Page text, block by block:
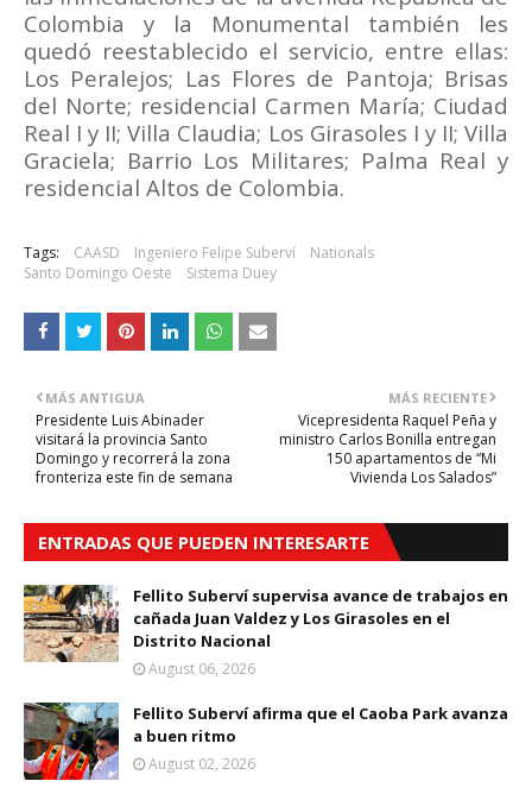
Colombia y la Monumental también les
quedó reestablecido el servicio, entre ellas:
Los Peralejos; Las Flores de Pantoja; Brisas
del Norte; residencial Carmen María; Ciudad
Real I y II; Villa Claudia; Los Girasoles I y II; Villa
Graciela; Barrio Los Militares; Palma Real y
residencial Altos de Colombia.
Tags: CAASD Ingeniero Felipe Suberví
Nationals
Santo Domingo Oeste
Sistema Duey
MÁS RECIENTE
Vicepresidenta Raquel Peña y
ministro Carlos Bonilla entregan
150 apartamentos de “Mi
Vivienda Los Salados”
MÁS ANTIGUA
Presidente Luis Abinader
visitará la provincia Santo
Domingo y recorrerá la zona
fronteriza este fin de semana
ENTRADAS QUE PUEDEN INTERESARTE
Fellito Suberví supervisa avance de trabajos en
cañada Juan Valdez y Los Girasoles en el
Distrito Nacional
August 06, 2026
Fellito Suberví afirma que el Caoba Park avanza
a buen ritmo
August 02, 2026